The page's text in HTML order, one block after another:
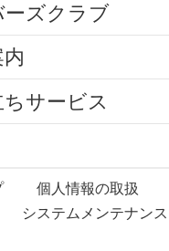
ーズクラブ
サービス
個人情報の取扱
システムメンテナンス